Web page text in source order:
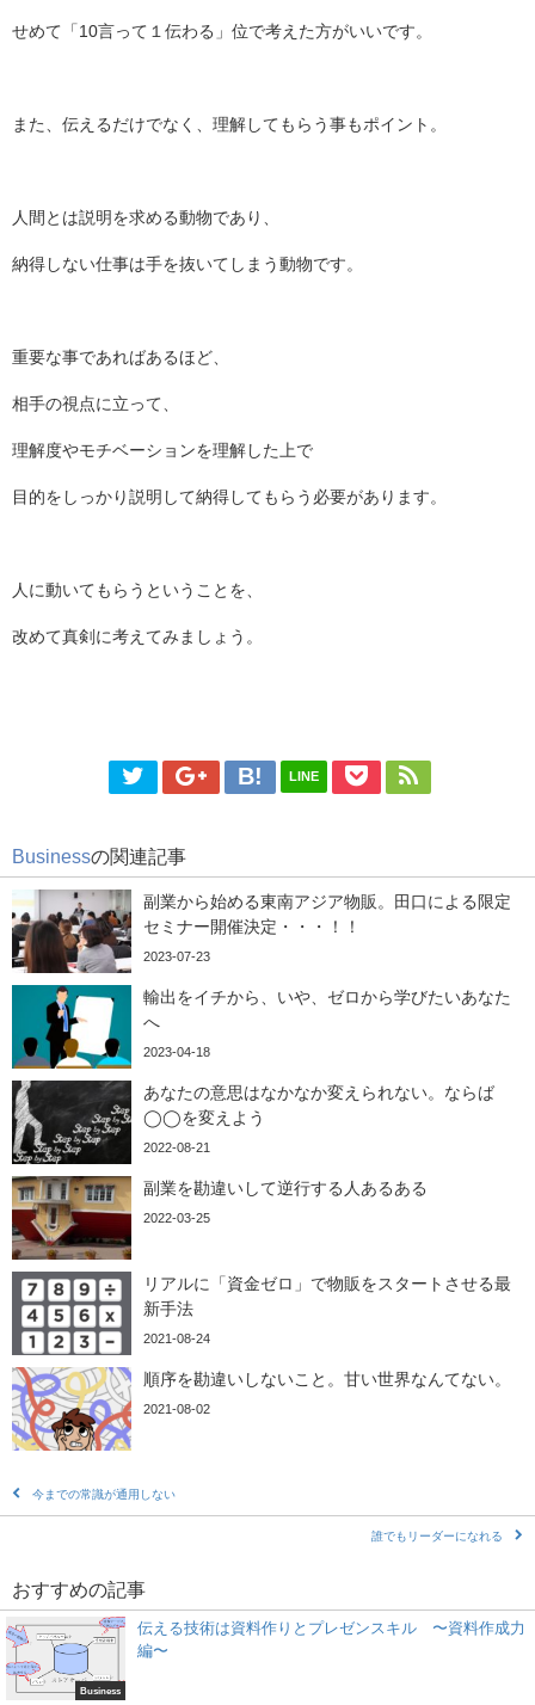
せめて「10言って１伝わる」位で考えた方がいいです。
また、伝えるだけでなく、理解してもらう事もポイント。
人間とは説明を求める動物であり、
納得しない仕事は手を抜いてしまう動物です。
重要な事であればあるほど、
相手の視点に立って、
理解度やモチベーションを理解した上で
目的をしっかり説明して納得してもらう必要があります。
人に動いてもらうということを、
改めて真剣に考えてみましょう。
LINE
Businessの関連記事
副業から始める東南アジア物販。田口による限定
セミナー開催決定・・・！！
2023-07-23
輸出をイチから、いや、ゼロから学びたいあなた
へ
2023-04-18
あなたの意思はなかなか変えられない。ならば
◯◯を変えよう
2022-08-21
副業を勘違いして逆行する人あるある
2022-03-25
リアルに「資金ゼロ」で物販をスタートさせる最
新手法
2021-08-24
順序を勘違いしないこと。甘い世界なんてない。
2021-08-02
今までの常識が通用しない
誰でもリーダーになれる
おすすめの記事
Business
伝える技術は資料作りとプレゼンスキル 〜資料作成力
編〜